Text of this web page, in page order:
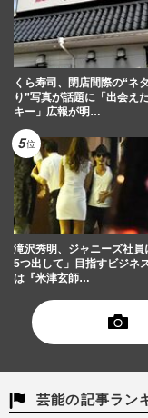
くら寿司、閉店間際の“ネ
り”写真が話題に「出会え
キー」広報が明…
滝沢秀明、ジャニーズ社員
5つ出して」目指すビジネ
は『米津玄師…
芸能の記事ラン